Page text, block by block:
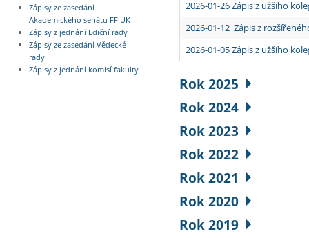
Zápisy ze zasedání
Akademického senátu FF UK
Zápisy z jednání Ediční rady
Zápisy ze zasedání Vědecké
rady
Zápisy z jednání komisí fakulty
2026-01-26 Zápis z užšího
2026-01-12 Zápis z
2026-01-05 Zápis z užšího
Rok 2025
Rok 2024
Rok 2023
Rok 2022
Rok 2021
Rok 2020
Rok 2019